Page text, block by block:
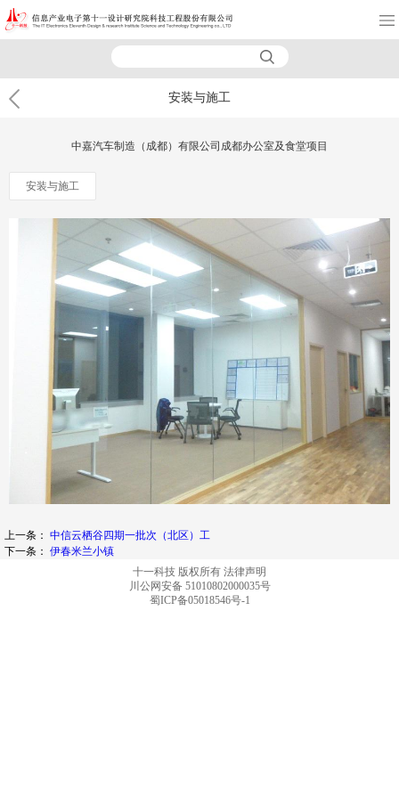
安装与施工
中嘉汽车制造（成都）有限公司成都办公室及食堂项目
安装与施工
上一条： 中信云栖谷四期一批次（北区）工
下一条： 伊春米兰小镇
十一科技 版权所有 法律声明
川公网安备 51010802000035号
蜀ICP备05018546号-1